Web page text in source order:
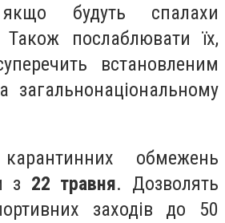
будуть спалахи
Також послаблювати їх,
встановленим
обмежень
з 22 травня. Дозволять
заходів до 50